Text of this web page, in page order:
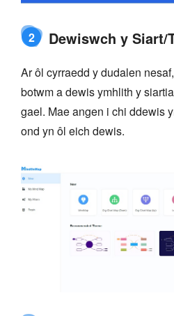
2 Dewiswch y Siart/
Ar ôl cyrraedd y dudalen
botwm a dewis ymhlith y
gael. Mae angen i chi ddewis
ond yn ôl eich dewis.